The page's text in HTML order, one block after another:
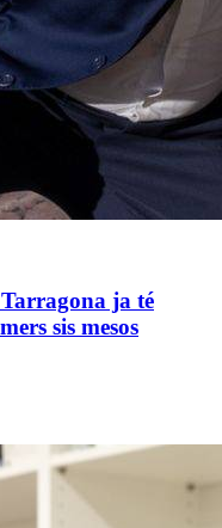
ja té
sis mesos